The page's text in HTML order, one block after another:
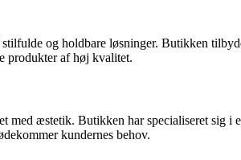
og holdbare løsninger. Butikken
produkter af høj kvalitet.
æstetik. Butikken har specialiseret sig i
kundernes behov.